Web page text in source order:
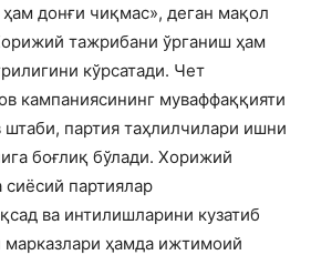
донғи чиқмас», деган мақол
тажрибани ўрганиш ҳам
кўрсатади. Чет
кампаниясининг муваффаққияти
штаби, партия таҳлилчилари ишни
боғлиқ бўлади. Хорижий
сиёсий партиялар
ва интилишларини кузатиб
марказлари ҳамда ижтимоий